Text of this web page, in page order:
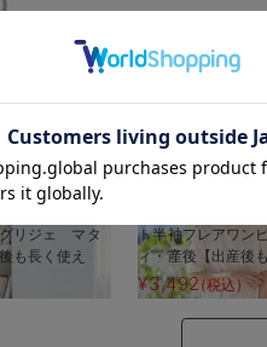
らかスウェッ
グリジェ マタ
も長く使え
ト半袖フレアワン
ィ・産後【出産後
¥3,492(税込)
お気に入り商品を確認する